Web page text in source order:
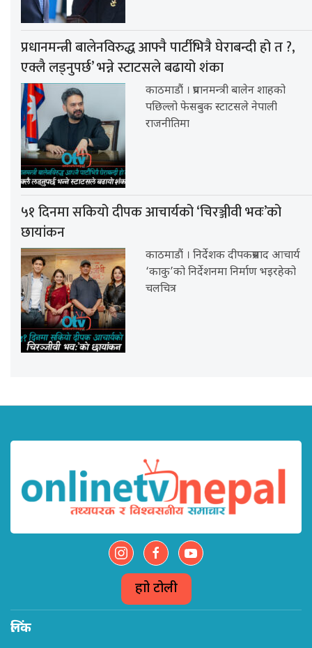
प्रधानमन्त्री बालेनविरुद्ध आफ्नै पार्टीभित्रै घेराबन्दी हो त ?,
एक्लै लड्नुपर्छ’ भन्ने स्टाटसले बढायो शंका
काठमाडौं । प्रधानमन्त्री बालेन शाहको
पछिल्लो फेसबुक स्टाटसले नेपाली
राजनीतिमा
५१ दिनमा सकियो दीपक आचार्यको ‘चिरञ्जीवी भवः’को
छायांकन
काठमाडौं । निर्देशक दीपकप्रसाद आचार्य
‘काकु’को निर्देशनमा निर्माण भइरहेको
चलचित्र
हाम्रो टोली
लिंक